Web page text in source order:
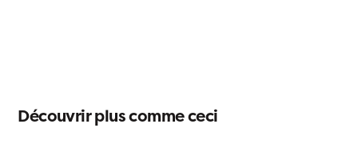
Découvrir plus comme ceci